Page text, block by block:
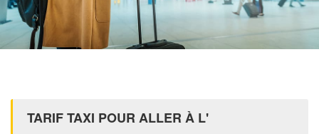
TARIF TAXI POUR ALLER À L'